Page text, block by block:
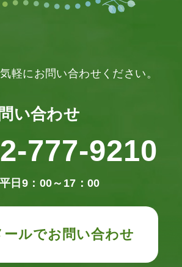
軽にお問い合わせください。
い合わせ
777-9210
日9：00～17：00
ールでお問い合わせ